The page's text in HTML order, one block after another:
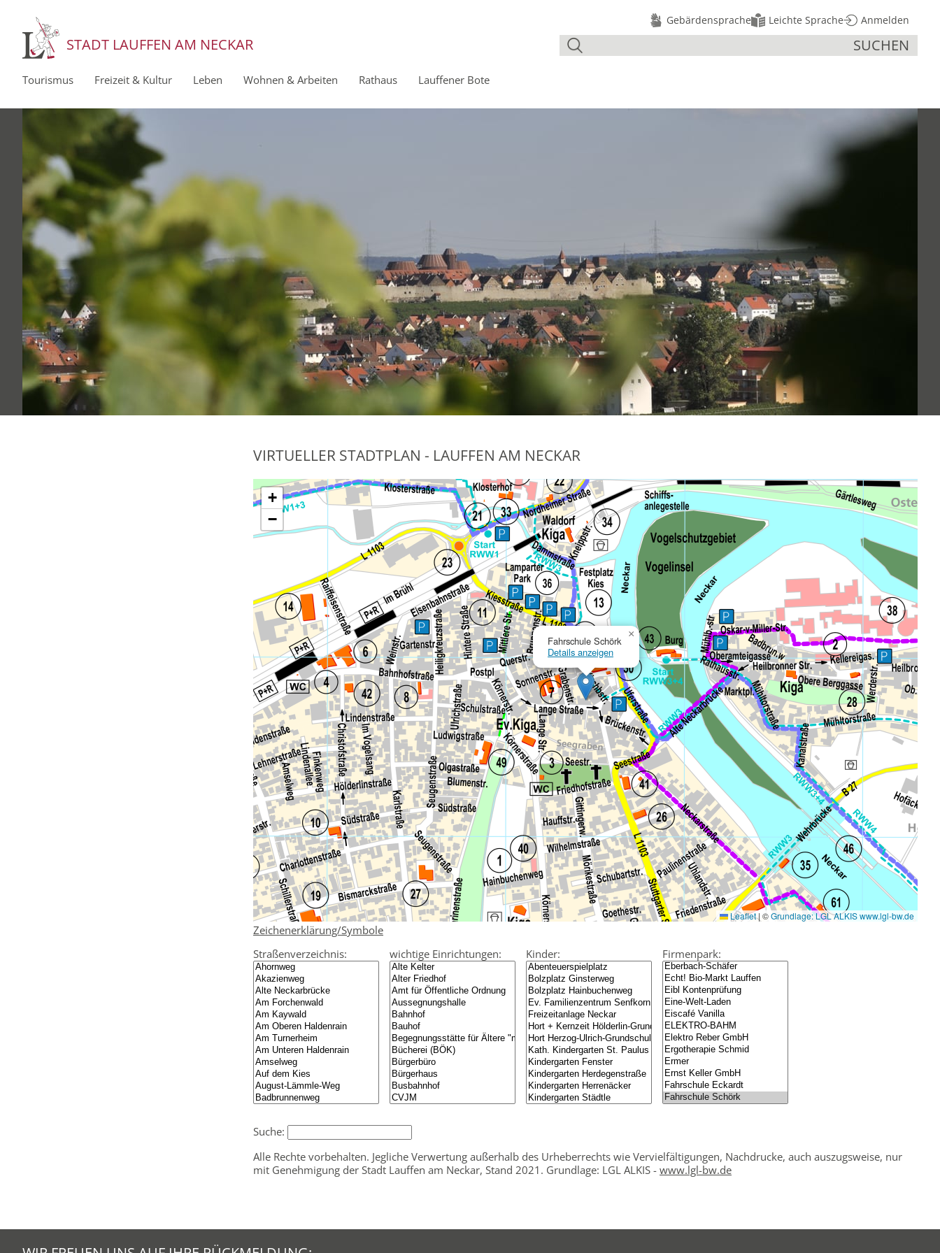
STADT LAUFFEN AM NECKAR
Gebärdensprache Leichte Sprache Anmelden
SUCHEN
Tourismus Freizeit & Kultur Leben Wohnen & Arbeiten Rathaus Lauffener Bote
VIRTUELLER STADTPLAN - LAUFFEN AM NECKAR
Fahrschule Schörk
Details anzeigen
×
+
−
Leaflet | ©Grundlage: LGL ALKIS www.lgl-bw.de
Zeichenerklärung/Symbole
Straßenverzeichnis:
wichtige Einrichtungen: Kinder: Firmenpark:
Suche:
Alle Rechte vorbehalten. Jegliche Verwertung außerhalb des Urheberrechts wie Vervielfältigungen, Nachdrucke, auch auszugsweise, nur
mit Genehmigung der Stadt Lauffen am Neckar, Stand 2021. Grundlage: LGL ALKIS - www.lgl-bw.de